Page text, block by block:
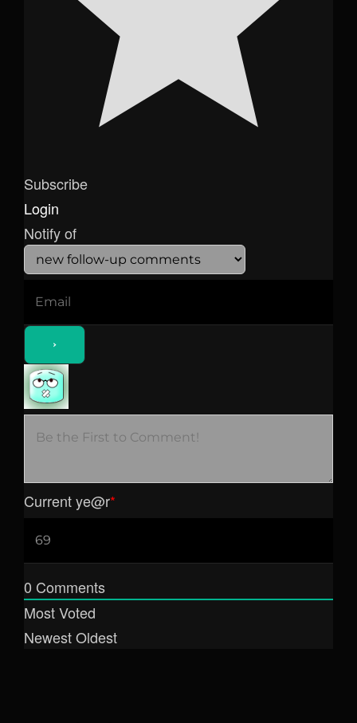
Subscribe
Login
Notify of
Current ye@r*
0 Comments
Most Voted
NewestOldest